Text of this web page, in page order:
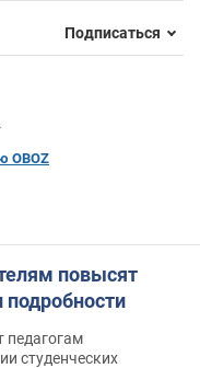
Подписаться
OBOZ
повысят
педагогам
студенческих